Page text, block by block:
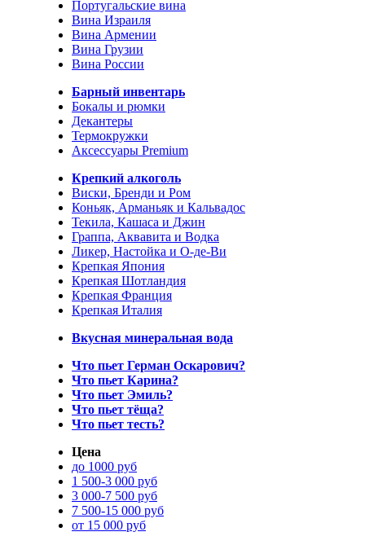
Португальские вина
Вина Израиля
Вина Армении
Вина Грузии
Вина России
Барный инвентарь
Бокалы и рюмки
Декантеры
Термокружки
Аксессуары Premium
Крепкий алкоголь
Виски, Бренди и Ром
Коньяк, Арманьяк и Кальвадос
Текила, Кашаса и Джин
Граппа, Аквавита и Водка
Ликер, Настойка и О-де-Ви
Крепкая Япония
Крепкая Шотландия
Крепкая Франция
Крепкая Италия
Вкусная минеральная вода
Что пьет Герман Оскарович?
Что пьет Карина?
Что пьет Эмиль?
Что пьет тёща?
Что пьет тесть?
Цена
до 1000 руб
1 500-3 000 руб
3 000-7 500 руб
7 500-15 000 руб
от 15 000 руб